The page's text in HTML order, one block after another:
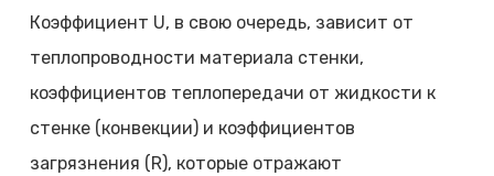
Коэффициент U, в свою очередь, зависит от
теплопроводности материала стенки,
коэффициентов теплопередачи от жидкости к
стенке (конвекции) и коэффициентов
загрязнения (R), которые отражают